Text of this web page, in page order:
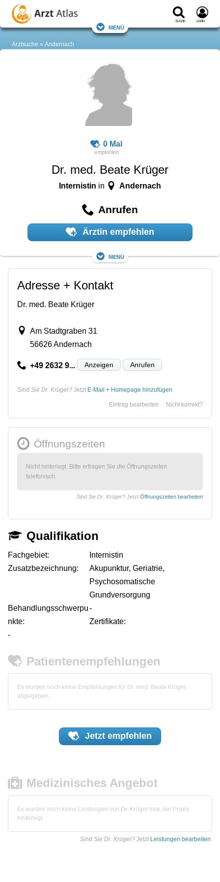
Suche Login
Menü
Arztsuche Andernach
0 Mal
Dr. med. Beate Krüger
Internistin in Andernach
Anrufen
Ärztin empfehlen
Menü
Adresse + Kontakt
Dr. med. Beate Krüger
Am Stadtgraben 31
56626 Andernach
+49 2632 9... Anzeigen Anrufen
Sind Sie Dr. Krüger? Jetzt E-Mail + Homepage hinzufügen
Nicht korrekt?
Eintrag bearbeiten
Öffnungszeiten
Nicht hinterlegt. Bitte erfragen Sie die Öffnungszeiten
telefonisch.
Sind Sie Dr. Krüger? Jetzt Öffnungszeiten bearbeiten
Qualifikation
Fachgebiet:
Internistin
Zusatzbezeichnung:
Akupunktur, Geriatrie,
Psychosomatische
Grundversorgung
Behandlungsschwerpu
nkte:
-
Zertifikate:
-
Patientenempfehlungen
Es wurden noch keine Empfehlungen für Dr. med. Beate Krüger
abgegeben.
Jetzt empfehlen
Medizinisches Angebot
Es wurden noch keine Leistungen von Dr. Krüger bzw. der Praxis
hinterlegt.
Sind Sie Dr. Krüger? Jetzt Leistungen bearbeiten.